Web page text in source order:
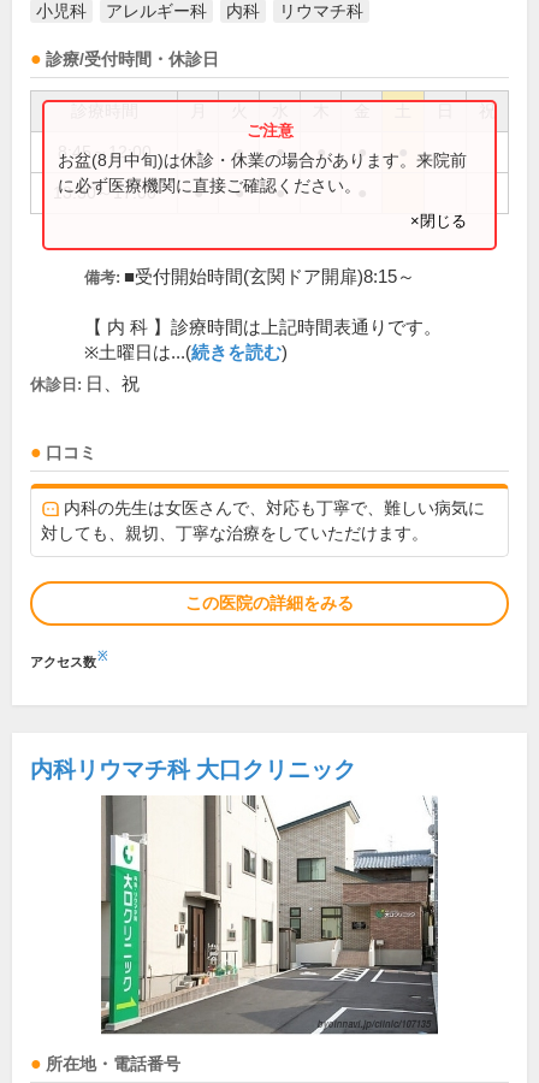
小児科 アレルギー科 内科 リウマチ科
診療/受付時間・休診日
祝
8:45～12:00 ● ● ● ● ●
13:30～17:00 ● ● ●
お盆(8月中旬)は休診・休業の場合があります。来院前
に必ず医療機関に直接ご確認ください。
×閉じる
備考: ■受付開始時間(玄関ドア開扉)8:15～
【 内 科 】診療時間は上記時間表通りです。
※土曜日は...(続きを読む)
休診日: 日、祝
口コミ
内科の先生は女医さんで、対応も丁寧で、難しい病気に
対しても、親切、丁寧な治療をしていただけます。
この医院の詳細をみる
アクセス数※
内科リウマチ科 大口クリニック
所在地・電話番号